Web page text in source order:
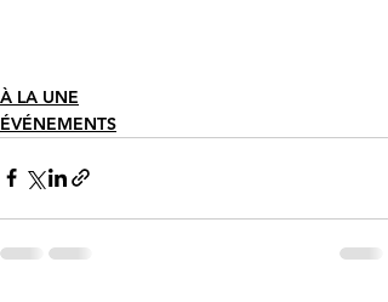
À LA UNE
ÉVÉNEMENTS